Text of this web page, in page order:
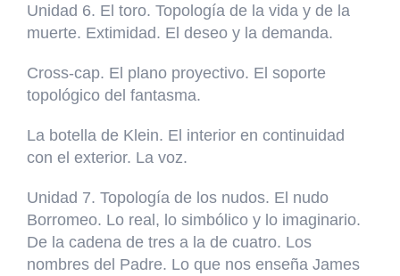
Unidad 6. El toro. Topología de la vida y de la
muerte. Extimidad. El deseo y la demanda.
Cross-cap. El plano proyectivo. El soporte
topológico del fantasma.
La botella de Klein. El interior en continuidad
con el exterior. La voz.
Unidad 7. Topología de los nudos. El nudo
Borromeo. Lo real, lo simbólico y lo imaginario.
De la cadena de tres a la de cuatro. Los
nombres del Padre. Lo que nos enseña James